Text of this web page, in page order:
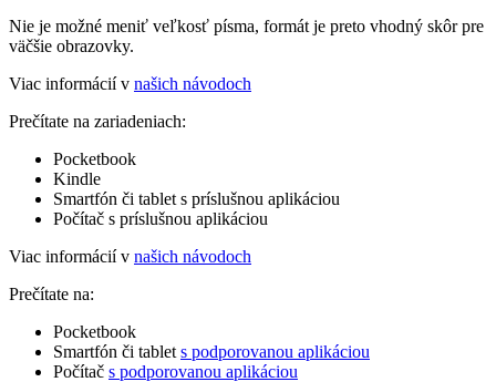
Nie je možné meniť veľkosť písma, formát je preto vhodný skôr pre
väčšie obrazovky.
Viac informácií v našich návodoch
Prečítate na zariadeniach:
Pocketbook
Kindle
Smartfón či tablet s príslušnou aplikáciou
Počítač s príslušnou aplikáciou
Viac informácií v našich návodoch
Prečítate na:
Pocketbook
Smartfón či tablet s podporovanou aplikáciou
Počítač s podporovanou aplikáciou